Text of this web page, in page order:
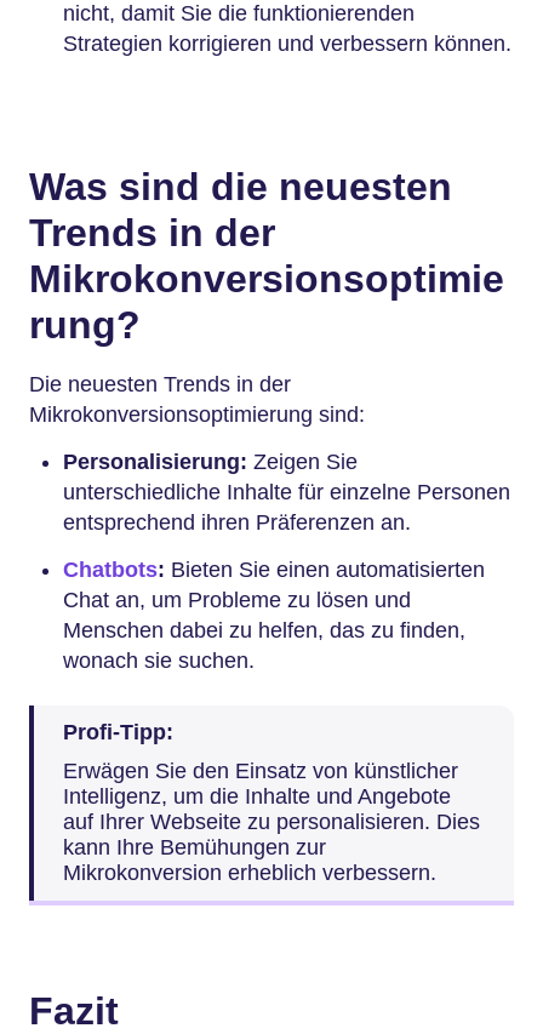
nicht, damit Sie die funktionierenden
Strategien korrigieren und verbessern können.
Was sind die neuesten
Trends in der
Mikrokonversionsoptimie
rung?
Die neuesten Trends in der
Mikrokonversionsoptimierung sind:
Personalisierung: Zeigen Sie
unterschiedliche Inhalte für einzelne Personen
entsprechend ihren Präferenzen an.
Chatbots: Bieten Sie einen automatisierten
Chat an, um Probleme zu lösen und
Menschen dabei zu helfen, das zu finden,
wonach sie suchen.
Profi-Tipp:
Erwägen Sie den Einsatz von künstlicher
Intelligenz, um die Inhalte und Angebote
auf Ihrer Webseite zu personalisieren. Dies
kann Ihre Bemühungen zur
Mikrokonversion erheblich verbessern.
Fazit